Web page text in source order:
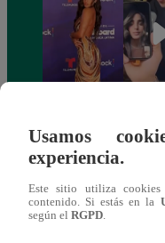
Isabella Ladera se
los Billboard:
Usamos
experiencia.
Este sitio utiliza
contenido. Si estás en la
según el RGPD.